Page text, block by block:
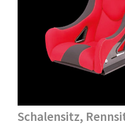
Schalensitz,